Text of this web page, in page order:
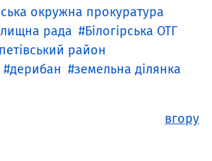
окружна прокуратура
рада
Білогірська ОТГ
район
дерибан
земельна ділянка
вгору